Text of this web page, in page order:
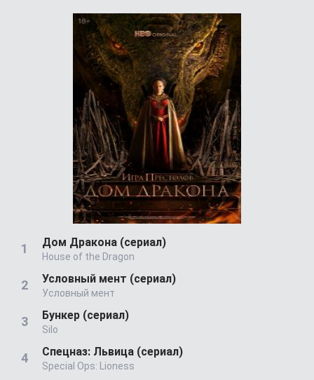
Дом Дракона (сериал)
House of the Dragon
Условный мент (сериал)
Условный мент
Бункер (сериал)
Silo
Спецназ: Львица (сериал)
Special Ops: Lioness